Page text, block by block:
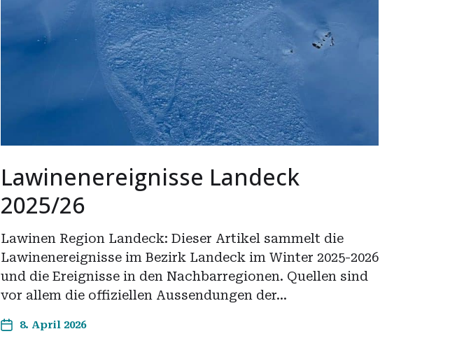
Lawinenereignisse Landeck
2025/26
Lawinen Region Landeck: Dieser Artikel sammelt die
Lawinenereignisse im Bezirk Landeck im Winter 2025-2026
und die Ereignisse in den Nachbarregionen. Quellen sind
vor allem die offiziellen Aussendungen der…
8. April 2026